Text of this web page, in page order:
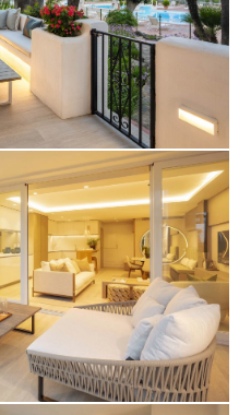
изюминкой, на
уголки для отдыха и
Прямой доступ ведет
садам и
впечатляющий фон и
курортные виды.
терраса залита
в течение всего дня.
изысканное уединение в
а также удобный
Марбельи и всем ее
удобствам.